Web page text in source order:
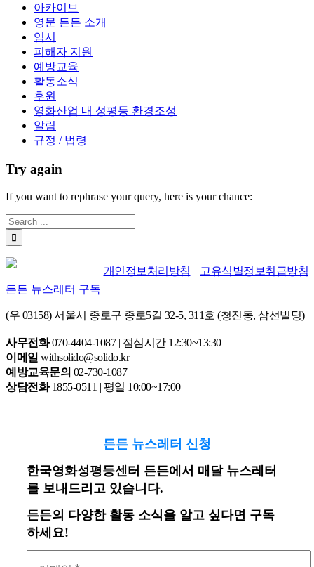
아카이브
영문 든든 소개
임시
피해자 지원
예방교육
활동소식
후원
영화산업 내 성평등 환경조성
알림
규정 / 법령
Try again
If you want to rephrase your query, here is your chance:
개인정보처리방침
고유식별정보취급방침
든든 뉴스레터 구독
(우 03158) 서울시 종로구 종로5길 32-5, 311호 (청진동, 삼선빌딩)
사무전화070-4404-1087 | 점심시간 12:30~13:30
이메일 withsolido@solido.kr
예방교육문의 02-730-1087
상담전화1855-0511 | 평일 10:00~17:00
든든 뉴스레터 신청
한국영화성평등센터 든든에서 매달 뉴스레터
를 보내드리고 있습니다.
든든의 다양한 활동 소식을 알고 싶다면 구독
하세요!